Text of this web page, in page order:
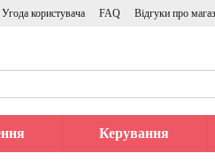
Угода користувача FAQ Відгуки про
Керування